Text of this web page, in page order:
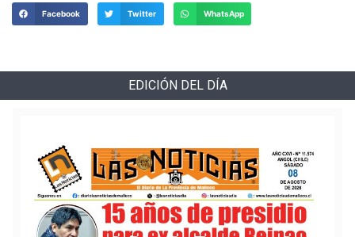
Facebook Twitter WhatsApp
EDICIÓN DEL DÍA